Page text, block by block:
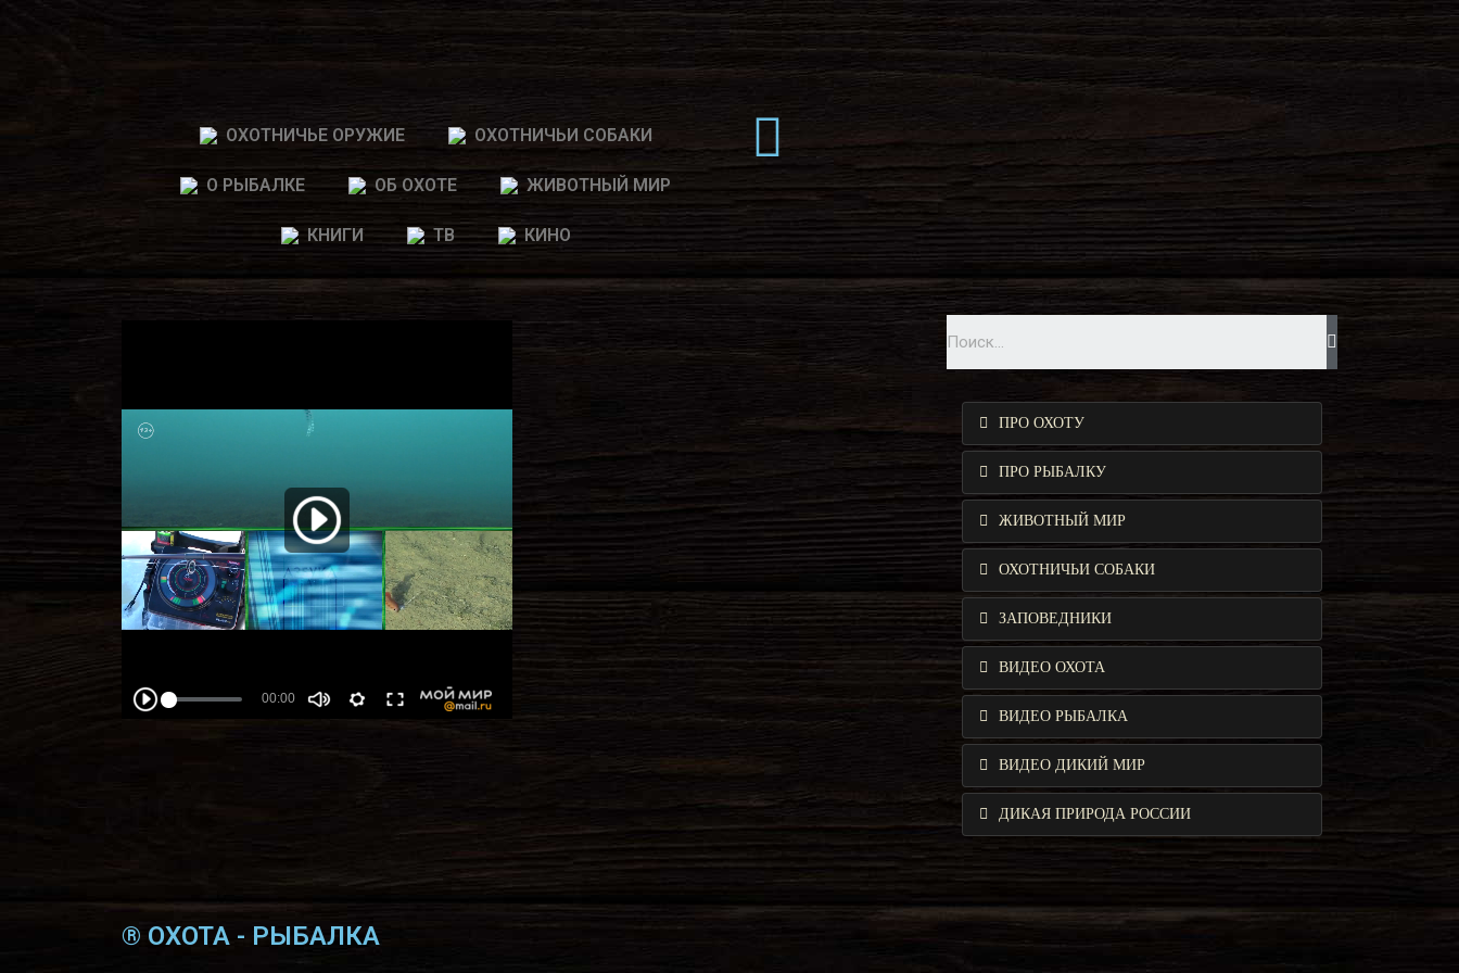
ОХОТНИЧЬЕ ОРУЖИЕ ОХОТНИЧЬИ СОБАКИ
О РЫБАЛКЕ ОБ ОХОТЕ ЖИВОТНЫЙ МИР
КНИГИ ТВ КИНО
ПРО ОХОТУ
ПРО РЫБАЛКУ
ЖИВОТНЫЙ МИР
ОХОТНИЧЬИ СОБАКИ
ЗАПОВЕДНИКИ
ВИДЕО ОХОТА
ВИДЕО РЫБАЛКА
ВИДЕО ДИКИЙ МИР
ДИКАЯ ПРИРОДА РОССИИ
® ОХОТА - РЫБАЛКА